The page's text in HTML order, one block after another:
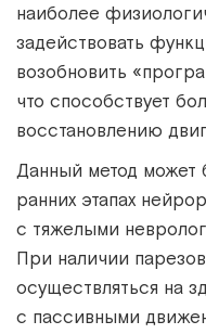
наиболее
задействовать
возобновить
что способствует
восстановлению
Данный метод может
ранних этапах
с тяжелыми
При наличии
осуществляться на
с пассивными